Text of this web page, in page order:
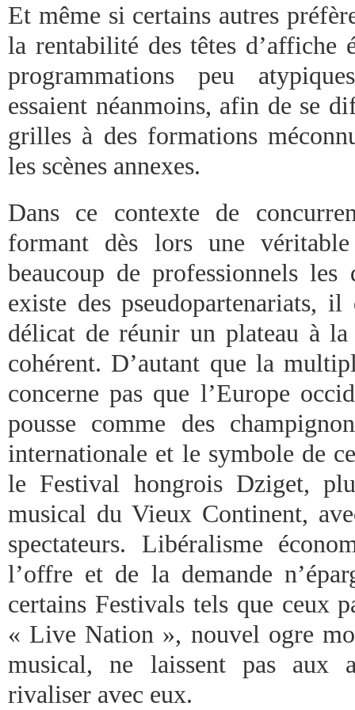
Et même si certains autres
la rentabilité des têtes d’affiche
programmations peu
essaient néanmoins, afin de se
grilles à des formations
les scènes annexes.
Dans ce contexte de
formant dès lors une
beaucoup de professionnels
existe des pseudopartenariats,
délicat de réunir un plateau à
cohérent. D’autant que la
concerne pas que l’Europe
pousse comme des
internationale et le symbole de
le Festival hongrois Dziget,
musical du Vieux Continent,
spectateurs. Libéralisme
l’offre et de la demande
certains Festivals tels que ceux
« Live Nation », nouvel ogre
musical, ne laissent pas aux
rivaliser avec eux.